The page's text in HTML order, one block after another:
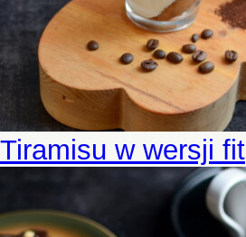
Tiramisu w wersji fit